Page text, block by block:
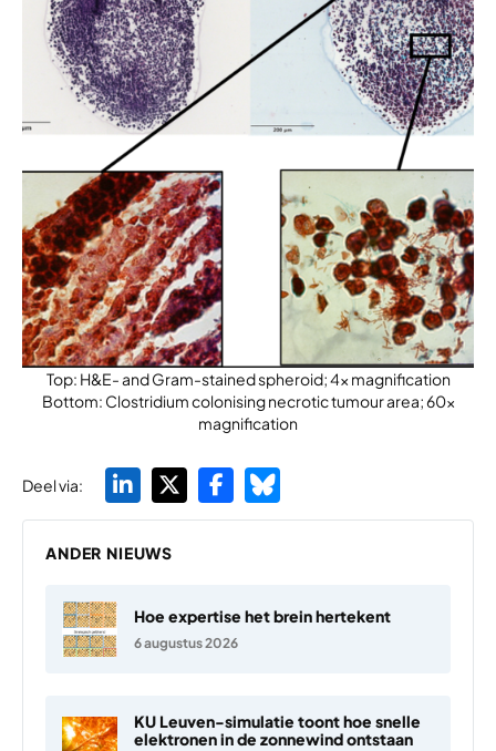
Top: H&E- and Gram-stained spheroid; 4x magnification
Bottom: Clostridium colonising necrotic tumour area; 60x
magnification
Deel via:
ANDER NIEUWS
Hoe expertise het brein hertekent
6 augustus 2026
KU Leuven-simulatie toont hoe snelle
elektronen in de zonnewind ontstaan